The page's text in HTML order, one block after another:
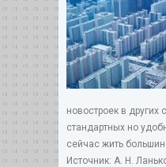
новостроек в других
стандартных но
сейчас жить
Источник: А. Н.